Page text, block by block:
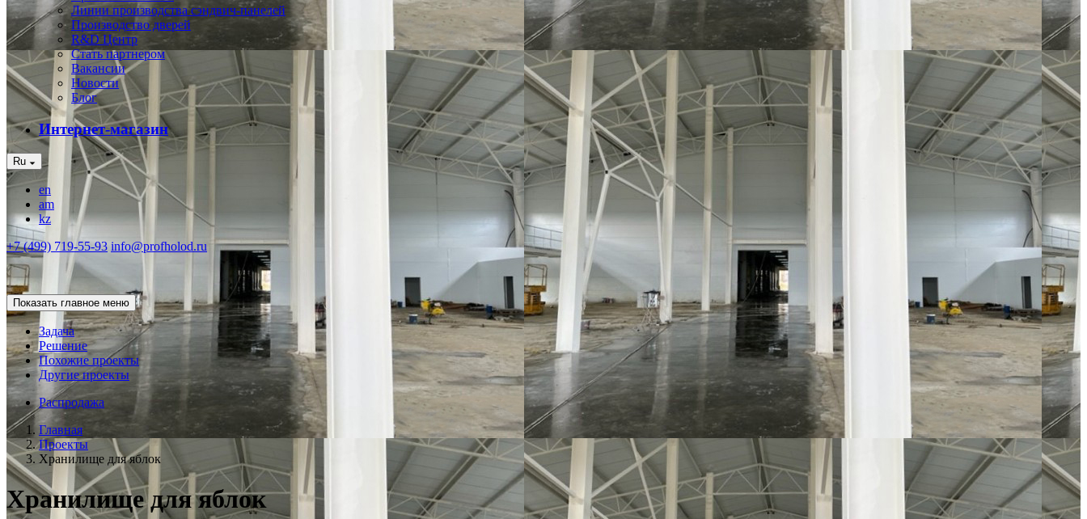
Линии производства сэндвич-панелей
Производство дверей
R&D Центр
Стать партнером
Вакансии
Новости
Блог
Интернет-магазин
Ru
en
am
kz
+7 (499) 719-55-93 info@profholod.ru
Показать главное меню
Задача
Решение
Похожие проекты
Другие проекты
Распродажа
Главная
Проекты
Хранилище для яблок
Хранилище для яблок